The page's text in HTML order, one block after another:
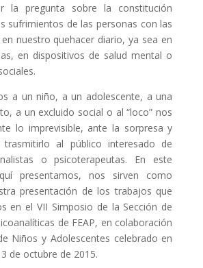
la pregunta sobre la constitución
sufrimientos de las personas con las
nuestro quehacer diario, ya sea en
en dispositivos de salud mental o
a un niño, a un adolescente, a una
a un excluido social o al “loco” nos
lo imprevisible, ante la sorpresa y
al público interesado de
o psicoterapeutas. En este
presentamos, nos sirven como
presentación de los trabajos que
en el VII Simposio de la Sección de
de FEAP, en colaboración
Niños y Adolescentes celebrado en
de octubre de 2015.